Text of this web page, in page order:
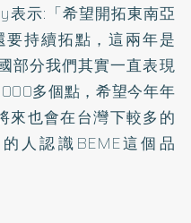
表示:「希望開拓東南亞
持續拓點，這兩年是
部分我們其實一直表現
多個點，希望今年年
來也會在台灣下較多的
人認識BEME這個品